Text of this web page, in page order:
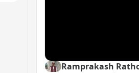
Ramprakash